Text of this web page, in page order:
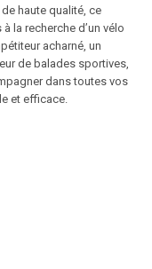
haute qualité, ce
la recherche d’un vélo
acharné, un
de balades sportives,
dans toutes vos
et efficace.